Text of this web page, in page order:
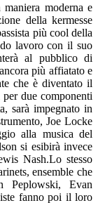
moderna e
della kermesse
più cool della
lavoro con il suo
al pubblico di
più affiatato e
che è diventato il
due componenti
sarà impegnato in
Joe Locke
alla musica del
si esibirà invece
Nash.Lo stesso
ensemble che
Peplowski, Evan
fanno poi il loro